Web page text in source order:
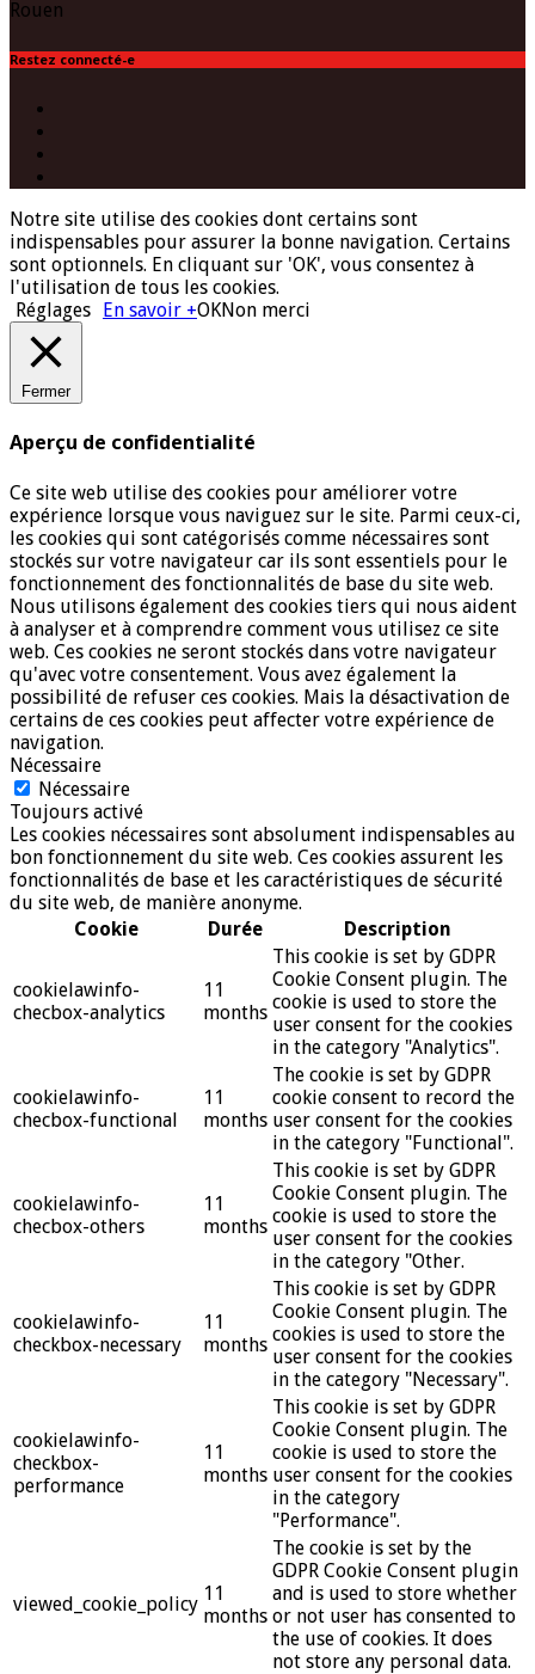
Rouen
Restez connecté-e
Notre site utilise des cookies dont certains sont
indispensables pour assurer la bonne navigation. Certains
sont optionnels. En cliquant sur 'OK', vous consentez à
l'utilisation de tous les cookies.
Réglages
En savoir +OKNon merci
Fermer
Aperçu de confidentialité
Ce site web utilise des cookies pour améliorer votre
expérience lorsque vous naviguez sur le site. Parmi ceux-ci,
les cookies qui sont catégorisés comme nécessaires sont
stockés sur votre navigateur car ils sont essentiels pour le
fonctionnement des fonctionnalités de base du site web.
Nous utilisons également des cookies tiers qui nous aident
à analyser et à comprendre comment vous utilisez ce site
web. Ces cookies ne seront stockés dans votre navigateur
qu'avec votre consentement. Vous avez également la
possibilité de refuser ces cookies. Mais la désactivation de
certains de ces cookies peut affecter votre expérience de
navigation.
Nécessaire
Nécessaire
Toujours activé
Les cookies nécessaires sont absolument indispensables au
bon fonctionnement du site web. Ces cookies assurent les
fonctionnalités de base et les caractéristiques de sécurité
du site web, de manière anonyme.
Cookie
Durée Description
cookielawinfo-
checbox-analytics
11
months
This cookie is set by GDPR
Cookie Consent plugin. The
cookie is used to store the
user consent for the cookies
in the category "Analytics".
cookielawinfo-
checbox-functional
11
months
The cookie is set by GDPR
cookie consent to record the
user consent for the cookies
in the category "Functional".
cookielawinfo-
checbox-others
11
months
This cookie is set by GDPR
Cookie Consent plugin. The
cookie is used to store the
user consent for the cookies
in the category "Other.
cookielawinfo-
checkbox-necessary
11
months
This cookie is set by GDPR
Cookie Consent plugin. The
cookies is used to store the
user consent for the cookies
in the category "Necessary".
cookielawinfo-
checkbox-
performance
11
months
This cookie is set by GDPR
Cookie Consent plugin. The
cookie is used to store the
user consent for the cookies
in the category
"Performance".
viewed_cookie_policy 11
months
The cookie is set by the
GDPR Cookie Consent plugin
and is used to store whether
or not user has consented to
the use of cookies. It does
not store any personal data.